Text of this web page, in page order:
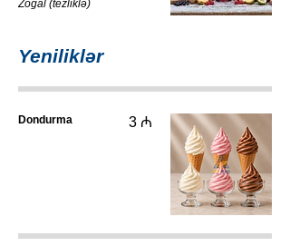
Zogal (tezliklə)
Yeniliklər
Dondurma 3 ₼